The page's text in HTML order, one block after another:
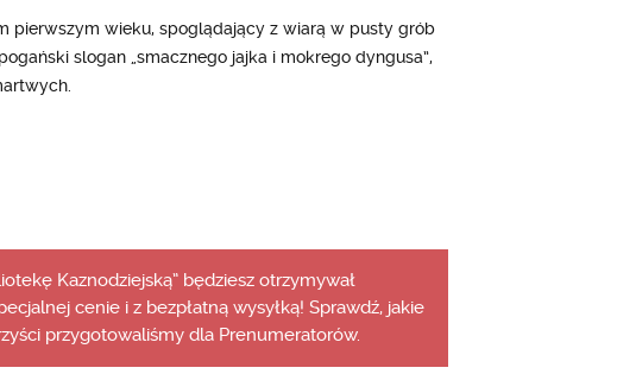
pierwszym wieku, spoglądający z wiarą w pusty grób
slogan „smacznego jajka i mokrego dyngusa”,
Kaznodziejską” będziesz otrzymywał
cenie i z bezpłatną wysyłką! Sprawdź, jakie
przygotowaliśmy dla Prenumeratorów.